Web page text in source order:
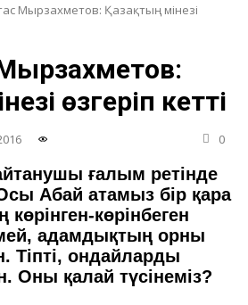
Мырзахметов: Қазақтың мінезі
өзгеріп кетті
0
ғалым ретінде
Абай атамыз бір қара
көрінген-көрінбеген
адамдықтың орны
Тіпті, ондайларды
Оны қалай түсінеміз?